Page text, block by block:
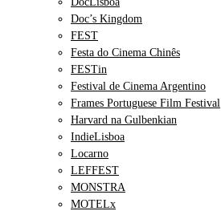
Doc’s Kingdom
FEST
Festa do Cinema Chinês
FESTin
Festival de Cinema Argentino
Frames Portuguese Film Festival
Harvard na Gulbenkian
IndieLisboa
Locarno
LEFFEST
MONSTRA
MOTELx